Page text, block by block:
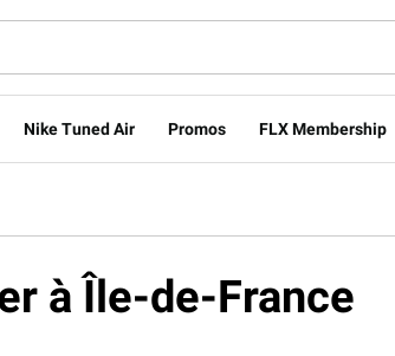
Nike Tuned Air Promos FLX Membership
à Île-de-France